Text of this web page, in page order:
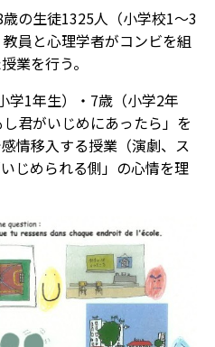
の生徒1325人（小学校1〜3
員と心理学者がコンビを組
業を行う。
1年生）・7歳（小学2年
君がいじめにあったら」を
情移入する授業（演劇、ス
じめられる側」の心情を理